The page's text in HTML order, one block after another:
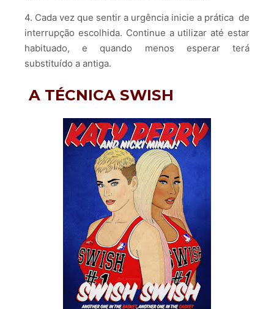
4. Cada vez que sentir a urgência inicie a prática de
interrupção escolhida. Continue a utilizar até estar
habituado, e quando menos esperar terá
substituído a antiga.
A TÉCNICA SWISH